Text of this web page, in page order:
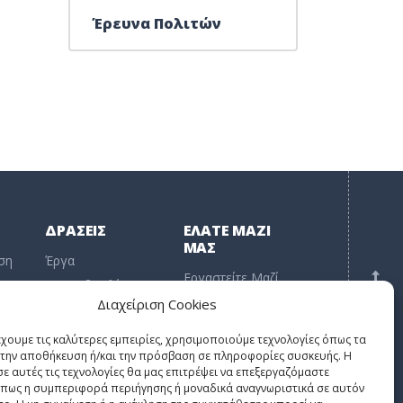
Διαχείριση Cookies
τις καλύτερες εμπειρίες, χρησιμοποιούμε τεχνολογίες όπως τα
αποθήκευση ή/και την πρόσβαση σε πληροφορίες συσκευής. Η
αυτές τις τεχνολογίες θα μας επιτρέψει να επεξεργαζόμαστε
η συμπεριφορά περιήγησης ή μοναδικά αναγνωριστικά σε αυτόν
Έρευνα Πολιτών
ΔΡΑΣΕΙΣ
Έργα
Πρωτοβουλίες
Δημοσιεύσεις
ΕΛΑΤΕ ΜΑΖΙ
ΜΑΣ
Εργαστείτε Μαζί
μας
Εθελοντισμός
Δωρεές